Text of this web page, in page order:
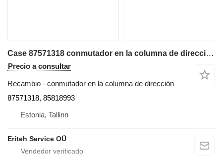
Case 87571318 conmutador en la columna de dirección para New Holland LB110, B110, B115, B115B, B110B retroexcavadora
Precio a consultar
Recambio - conmutador en la columna de dirección
87571318, 85818993
Estonia, Tallinn
Eriteh Service OÜ